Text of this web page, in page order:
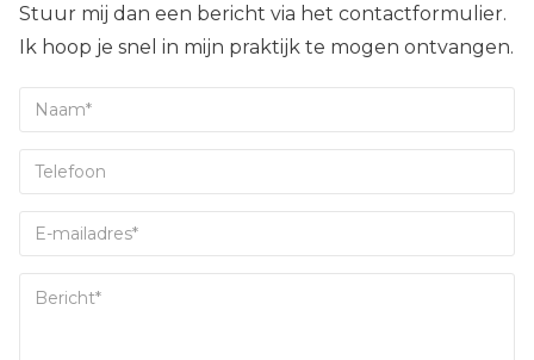
Stuur mij dan een bericht via het contactformulier.
Ik hoop je snel in mijn praktijk te mogen ontvangen.